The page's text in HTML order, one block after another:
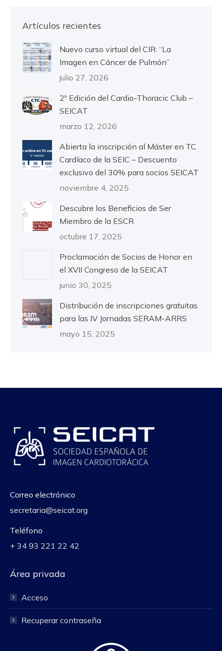
Artículos recientes
Nuevo curso virtual del CIR: “La
Imagen en Cáncer de Pulmón”
julio 27, 2026
2ª Edición del Cardio-Thoracic Club –
SEICAT
marzo 12, 2026
Abierta la inscripción al Máster en TC
Cardíaco de la SEIC – Descuento
exclusivo del 30% para socios SEICAT
noviembre 4, 2025
Descubre los Beneficios de Ser
Miembro de la ESCR
octubre 17, 2025
Proclamación de Socios de Honor en
el XVII Congreso de la SEICAT
junio 30, 2025
Distribución de inscripciones gratuitas
para las IV Jornadas SERAM-ARRS
mayo 15, 2025
Correo electrónico
secretaria@seicat.org
Teléfono
+ 34 93 221 22 42
Área privada
Acceso
Recuperar contraseña